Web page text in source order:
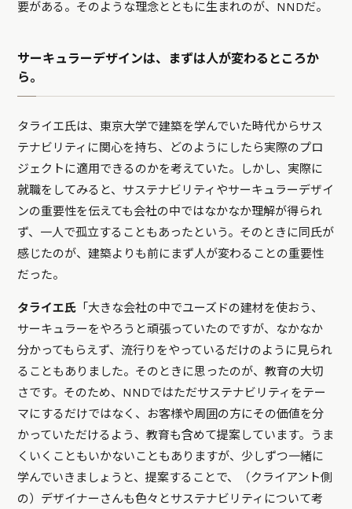
要がある。そのような理念とともに生まれのが、NNDだ。
サーキュラーデザインは、まずは人が変わるところか
ら。
タライエ氏は、東京大学で建築を学んでいた時代からサス
テナビリティに関心を持ち、どのようにしたら実際のプロ
ジェクトに適用できるのかを考えていた。しかし、実際に
就職をしてみると、サステナビリティやサーキュラーデザイ
ンの重要性を伝えても会社の中ではなかなか理解が得られ
ず、一人で孤立することもあったという。そのときに同氏が
感じたのが、建築よりも前にまず人が変わることの重要性
だった。
タライエ氏 「大きな会社の中でユーズドの建材を使おう、
サーキュラーをやろうと頑張っていたのですが、なかなか
分かってもらえず、流行りをやっているだけのように見られ
ることもありました。そのときに思ったのが、教育の大切
さです。そのため、NNDではただサステナビリティをテー
マにするだけではなく、お客様や周囲の方にその価値を分
かっていただけるよう、教育も含めて提案しています。うま
くいくこともいかないこともありますが、少しずつ一緒に
学んでいきましょうと、提案することで、（クライアント側
の）デザイナーさんも色々とサステナビリティについて考